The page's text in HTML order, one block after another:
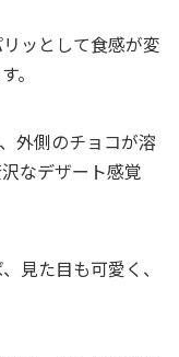
ッとして食感が変
。
外側のチョコが溶
なデザート感覚
見た目も可愛く、